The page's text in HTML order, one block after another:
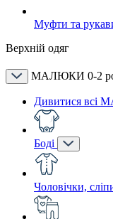
Муфти та
Верхній одяг
МАЛЮКИ 0-2
Дивитися всі
Боді
Чоловічки,